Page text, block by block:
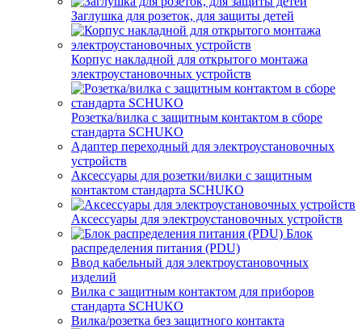
Заглушка для розеток, для защиты детей
Корпус накладной для открытого монтажа
электроустановочных устройств
Розетка/вилка с защитным контактом в сборе
стандарта SCHUKO
Адаптер переходный для электроустановочных
устройств
Аксессуары для розетки/вилки с защитным
контактом стандарта SCHUKO
Аксессуары для электроустановочных устройств
Блок
распределения питания (PDU)
Ввод кабельный для электроустановочных
изделий
Вилка с защитным контактом для приборов
стандарта SCHUKO
Вилка/розетка без защитного контакта